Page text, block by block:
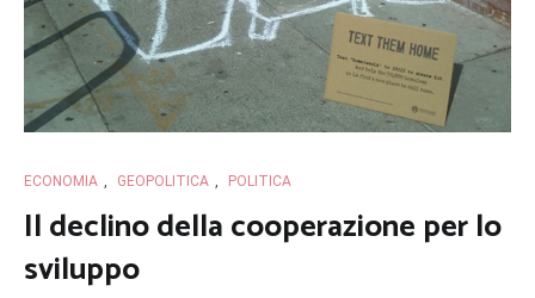
ECONOMIA , GEOPOLITICA , POLITICA
Il declino della cooperazione per lo
sviluppo